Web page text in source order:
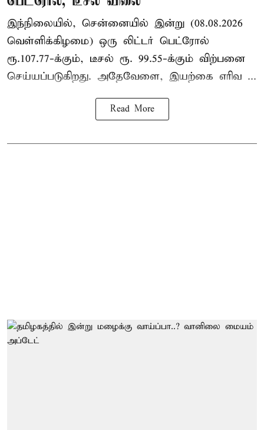
இந்நிலையில், சென்னையில் இன்று (08.08.2026
வெள்ளிக்கிழமை) ஒரு லிட்டர் பெட்ரோல்
ரூ.107.77-க்கும், டீசல் ரூ. 99.55-க்கும் விற்பனை
செய்யப்படுகிறது. அதேவேளை, இயற்கை எரிவ ...
Read More